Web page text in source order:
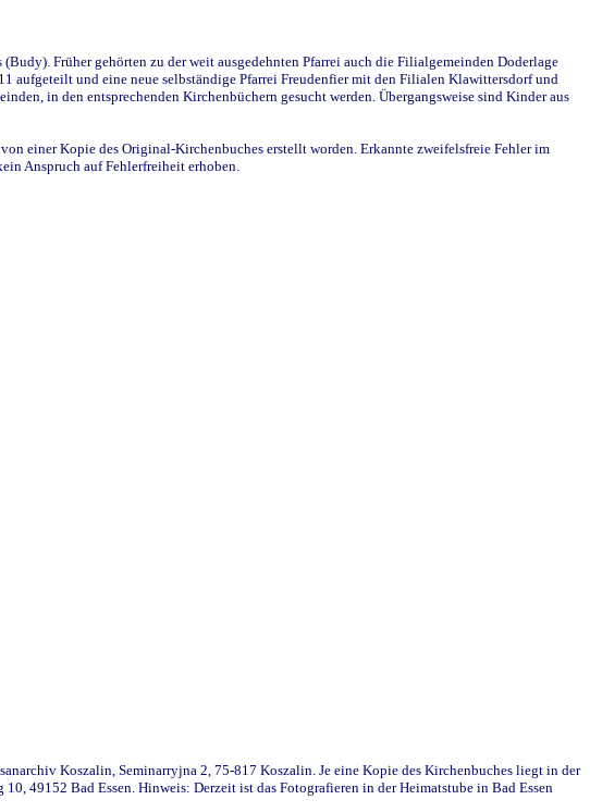
Früher gehörten zu der weit ausgedehnten Pfarrei auch die Filialgemeinden Doderlage
aufgeteilt und eine neue selbständige Pfarrei Freudenfier mit den Filialen Klawittersdorf und
in den entsprechenden Kirchenbüchern gesucht werden. Übergangsweise sind Kinder aus
einer Kopie des Original-Kirchenbuches erstellt worden. Erkannte zweifelsfreie Fehler im
Anspruch auf Fehlerfreiheit erhoben.
Koszalin, Seminarryjna 2, 75-817 Koszalin. Je eine Kopie des Kirchenbuches liegt in der
49152 Bad Essen. Hinweis: Derzeit ist das Fotografieren in der Heimatstube in Bad Essen